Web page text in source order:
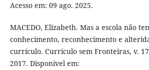
Acesso em: 09 ago. 2025.
MACEDO, Elizabeth. Mas a escola não
conhecimento, reconhecimento e
currículo. Currículo sem Fronteiras, v.
2017. Disponível em: